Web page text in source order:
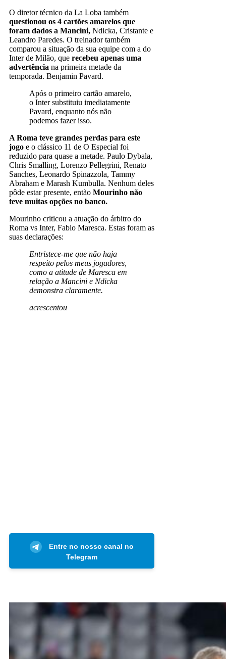
O diretor técnico da La Loba também
questionou os 4 cartões amarelos que
foram dados a Mancini, Ndicka, Cristante e
Leandro Paredes. O treinador também
comparou a situação da sua equipe com a do
Inter de Milão, que recebeu apenas uma
advertência na primeira metade da
temporada. Benjamin Pavard.
Após o primeiro cartão amarelo,
o Inter substituiu imediatamente
Pavard, enquanto nós não
podemos fazer isso.
A Roma teve grandes perdas para este
jogo e o clássico 11 de O Especial foi
reduzido para quase a metade. Paulo Dybala,
Chris Smalling, Lorenzo Pellegrini, Renato
Sanches, Leonardo Spinazzola, Tammy
Abraham e Marash Kumbulla. Nenhum deles
pôde estar presente, então Mourinho não
teve muitas opções no banco.
Mourinho criticou a atuação do árbitro do
Roma vs Inter, Fabio Maresca. Estas foram as
suas declarações:
Entristece-me que não haja
respeito pelos meus jogadores,
como a atitude de Maresca em
relação a Mancini e Ndicka
demonstra claramente.
acrescentou
Entre no nosso canal no
Telegram